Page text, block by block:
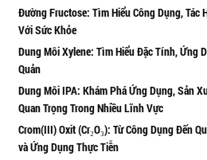
Đường Fructose: Tìm Hiểu Công Dụng, Tác
Với Sức Khỏe
Dung Môi Xylene: Tìm Hiểu Đặc Tính, Ứng
Quản
Dung Môi IPA: Khám Phá Ứng Dụng, Sản
Quan Trọng Trong Nhiều Lĩnh Vực
Crom(III) Oxit (Cr₂O₃): Từ Công Dụng Đến
và Ứng Dụng Thực Tiễn